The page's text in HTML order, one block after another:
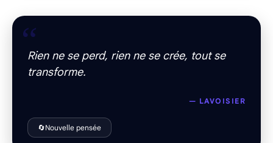
“
Rien ne se perd, rien ne se crée, tout se
transforme.
— LAVOISIER
🔄Nouvelle pensée